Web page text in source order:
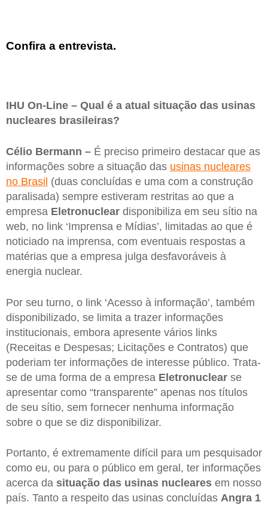
Confira a entrevista.
IHU On-Line – Qual é a atual situação das usinas
nucleares brasileiras?
Célio Bermann – É preciso primeiro destacar que as
informações sobre a situação das usinas nucleares
no Brasil (duas concluídas e uma com a construção
paralisada) sempre estiveram restritas ao que a
empresa Eletronuclear disponibiliza em seu sítio na
web, no link ‘Imprensa e Mídias’, limitadas ao que é
noticiado na imprensa, com eventuais respostas a
matérias que a empresa julga desfavoráveis à
energia nuclear.
Por seu turno, o link ‘Acesso à informação’, também
disponibilizado, se limita a trazer informações
institucionais, embora apresente vários links
(Receitas e Despesas; Licitações e Contratos) que
poderiam ter informações de interesse público. Trata-
se de uma forma de a empresa Eletronuclear se
apresentar como “transparente” apenas nos títulos
de seu sítio, sem fornecer nenhuma informação
sobre o que se diz disponibilizar.
Portanto, é extremamente difícil para um pesquisador
como eu, ou para o público em geral, ter informações
acerca da situação das usinas nucleares em nosso
país. Tanto a respeito das usinas concluídas Angra 1